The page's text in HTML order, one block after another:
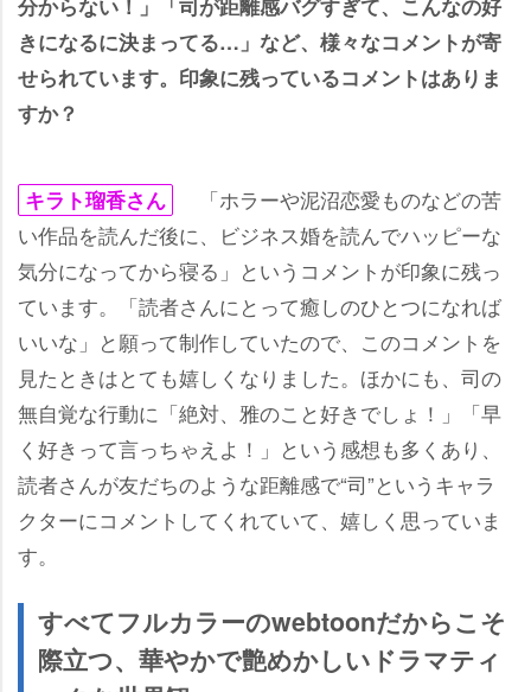
きになるに決まってる…」など、様々なコメントが寄
せられています。印象に残っているコメントはありま
すか？
キラト瑠香さん
「ホラーや泥沼恋愛ものなどの苦
い作品を読んだ後に、ビジネス婚を読んでハッピーな
気分になってから寝る」というコメントが印象に残っ
ています。「読者さんにとって癒しのひとつになれば
いいな」と願って制作していたので、このコメントを
見たときはとても嬉しくなりました。ほかにも、司の
無自覚な行動に「絶対、雅のこと好きでしょ！」「早
く好きって言っちゃえよ！」という感想も多くあり、
読者さんが友だちのような距離感で“司”というキャラ
クターにコメントしてくれていて、嬉しく思っていま
す。
すべてフルカラーのwebtoonだからこそ
際立つ、華やかで艶めかしいドラマティ